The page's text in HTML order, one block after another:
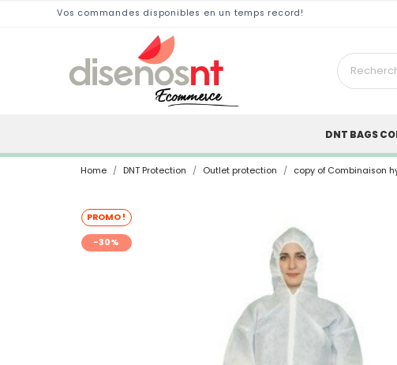
Vos commandes disponibles en un temps record!
DNT BAGS
Home DNT Protection Outlet protection copy of Combinaison
PROMO !
-30%